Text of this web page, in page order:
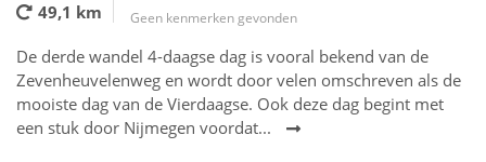
49,1 km Geen kenmerken gevonden
De derde wandel 4-daagse dag is vooral bekend van de
Zevenheuvelenweg en wordt door velen omschreven als de
mooiste dag van de Vierdaagse. Ook deze dag begint met
een stuk door Nijmegen voordat...